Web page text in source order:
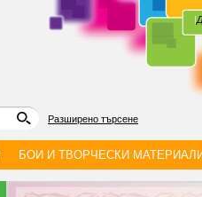
|
Разширено търсене
БОИ И ТВОРЧЕСКИ